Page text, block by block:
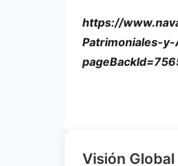
https://
Patrimoniales-
Visión Global